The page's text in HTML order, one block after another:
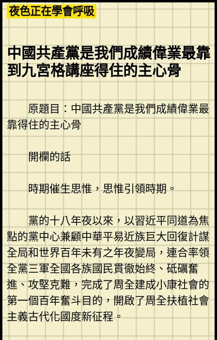
Skip
to
content
夜色正在學會呼吸
中國共產黨是我們成績偉業最靠
到九宮格講座得住的主心骨
原題目：中國共產黨是我們成績偉業最
靠得住的主心骨
開欄的話
時期催生思惟，思惟引領時期。
黨的十八年夜以來，以習近平同道為焦
點的黨中心兼顧中華平易近族巨大回復計謀
全局和世界百年未有之年夜變局，連合率領
全黨三軍全國各族國民貫徹始終、砥礪奮
進、攻堅克難，完成了周全建成小康社會的
第一個百年奮斗目的，開啟了周全扶植社會
主義古代化國度新征程。